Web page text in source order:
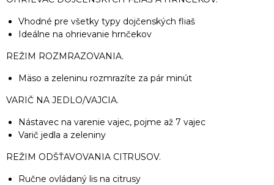
Vhodné pre všetky typy dojčenských fliaš
Ideálne na ohrievanie hrnčekov
REŽIM ROZMRAZOVANIA.
Mäso a zeleninu rozmrazíte za pár minút
VARIČ NA JEDLO/VAJCIA.
Nástavec na varenie vajec, pojme až 7 vajec
Varič jedla a zeleniny
REŽIM ODŠŤAVOVANIA CITRUSOV.
Ručne ovládaný lis na citrusy